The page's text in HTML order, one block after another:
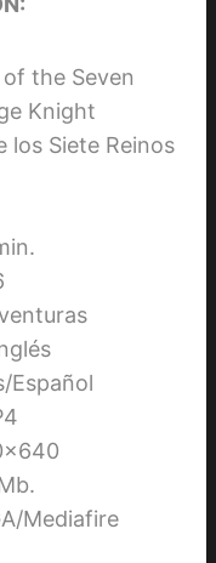
the Seven
Knight
los Siete Reinos
Español
Mediafire